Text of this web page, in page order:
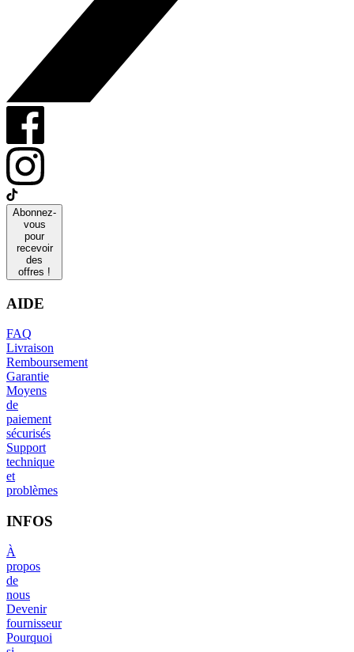
Abonnez-
vous
pour
recevoir
des
offres !
AIDE
FAQ
Livraison
Remboursement
Garantie
Moyens
de
paiement
sécurisés
Support
technique
et
problèmes
INFOS
À
propos
de
nous
Devenir
fournisseur
Pourquoi